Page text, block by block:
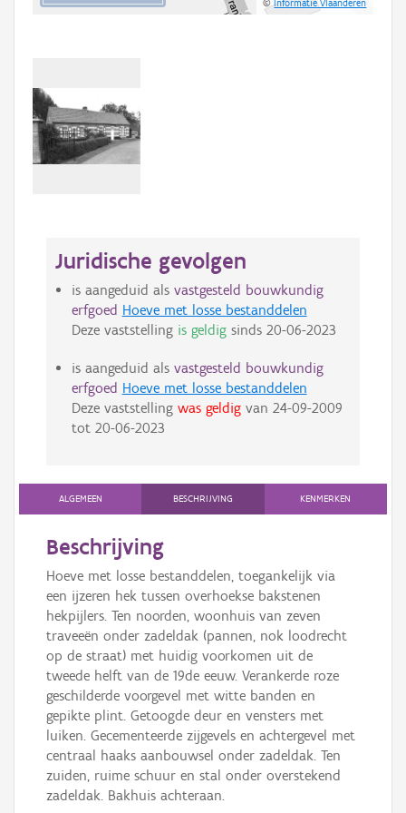
©Informatie Vlaanderen
Juridische gevolgen
is aangeduid als vastgesteld bouwkundig
erfgoed Hoeve met losse bestanddelen
Deze vaststelling is geldigsinds 20-06-2023
is aangeduid als vastgesteld bouwkundig
erfgoed Hoeve met losse bestanddelen
Deze vaststelling was geldigvan 24-09-2009
tot 20-06-2023
ALGEMEEN BESCHRIJVING KENMERKEN
Beschrijving
Hoeve met losse bestanddelen, toegankelijk via
een ijzeren hek tussen overhoekse bakstenen
hekpijlers. Ten noorden, woonhuis van zeven
traveeën onder zadeldak (pannen, nok loodrecht
op de straat) met huidig voorkomen uit de
tweede helft van de 19de eeuw. Verankerde roze
geschilderde voorgevel met witte banden en
gepikte plint. Getoogde deur en vensters met
luiken. Gecementeerde zijgevels en achtergevel met
centraal haaks aanbouwsel onder zadeldak. Ten
zuiden, ruime schuur en stal onder overstekend
zadeldak. Bakhuis achteraan.